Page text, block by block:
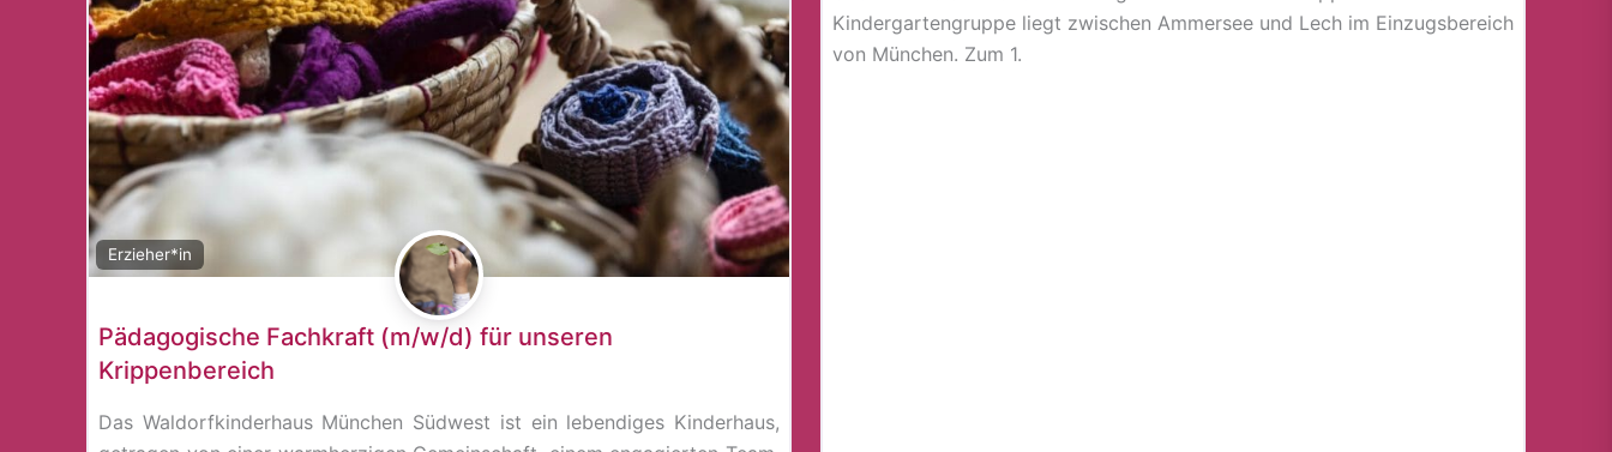
Erzieher*in
Pädagogische Fachkraft (m/w/d) für unseren
Krippenbereich
Das Waldorfkinderhaus München Südwest ist ein lebendiges Kinderhaus,
Kindergartengruppe liegt zwischen Ammersee und Lech im Einzugsbereich
von München. Zum 1.